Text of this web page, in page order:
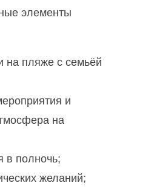
элементы
на пляже с семьёй
и
на
в полночь;
желаний;